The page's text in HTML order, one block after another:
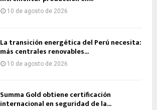
10 de agosto de 2026
La transición energética del Perú necesita:
más centrales renovables...
10 de agosto de 2026
Summa Gold obtiene certificación
internacional en seguridad de la...